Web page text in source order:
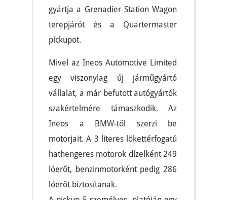
gyártja a Grenadier Station Wagon
terepjárót és a Quartermaster
pickupot.
Mivel az Ineos Automotive Limited
egy viszonylag új járműgyártó
vállalat, a már befutott autógyártók
szakértelmére támaszkodik. Az
Ineos a BMW-től szerzi be
motorjait. A 3 literes lökettérfogatú
hathengeres motorok dízelként 249
lóerőt, benzinmotorként pedig 286
lóerőt biztosítanak.